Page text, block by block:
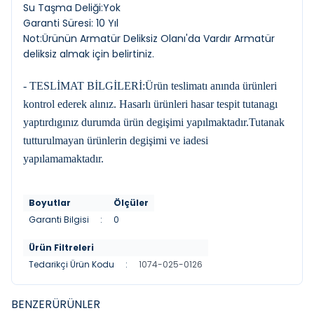
Su Taşma Deliği:Yok
Garanti Süresi: 10 Yıl
Not:Ürünün Armatür Deliksiz Olanı'da Vardır Armatür
deliksiz almak için belirtiniz.
- TESLİMAT BİLGİLERİ:Ürün teslimatı anında ürünleri
kontrol ederek alınız. Hasarlı ürünleri hasar tespit tutanagı
yaptırdıgınız durumda ürün degişimi yapılmaktadır.Tutanak
tutturulmayan ürünlerin degişimi ve iadesi
yapılamamaktadır.
Boyutlar
Ölçüler
Garanti Bilgisi
: 0
Ürün Filtreleri
Tedarikçi Ürün Kodu
: 1074-025-0126
BENZERÜRÜNLER